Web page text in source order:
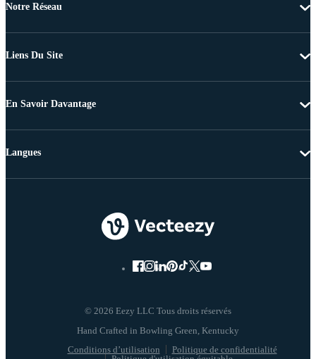
Notre Réseau
Liens Du Site
En Savoir Davantage
© 2026 Eezy LLC Tous droits réservés
Conditions d’utilisation
Politique de confidentialité
Langues